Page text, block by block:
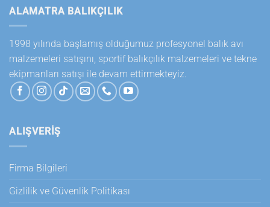
ALAMATRA BALIKÇILIK
1998 yılında başlamış olduğumuz profesyonel balık avı
malzemeleri satışını, sportif balıkçılık malzemeleri ve tekne
ekipmanları satışı ile devam ettirmekteyiz.
ALIŞVERİŞ
Firma Bilgileri
Gizlilik ve Güvenlik Politikası